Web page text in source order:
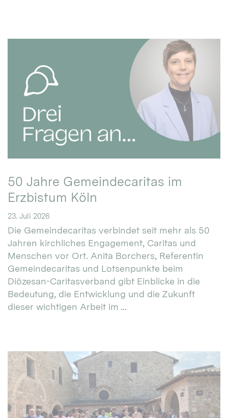
50 Jahre Gemeindecaritas im
Erzbistum Köln
23. Juli 2026
Die Gemeindecaritas verbindet seit mehr als 50
Jahren kirchliches Engagement, Caritas und
Menschen vor Ort. Anita Borchers, Referentin
Gemeindecaritas und Lotsenpunkte beim
Diözesan-Caritasverband gibt Einblicke in die
Bedeutung, die Entwicklung und die Zukunft
dieser wichtigen Arbeit im ...